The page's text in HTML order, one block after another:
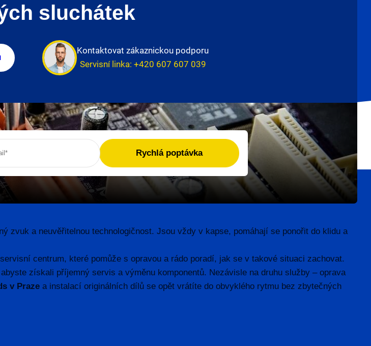
sluchátek
Kontaktovat zákaznickou podporu
Servisní linka: +420 607 607 039
zvuk a neuvěřitelnou technologičnost. Jsou vždy v kapse, pomáhají se ponořit do klidu a
centrum, které pomůže s opravou a rádo poradí, jak se v takové situaci zachovat.
získali příjemný servis a výměnu komponentů. Nezávisle na druhu služby – oprava
v Prazea instalací originálních dílů se opět vrátíte do obvyklého rytmu bez zbytečných